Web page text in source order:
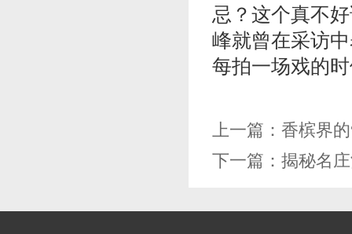
忌？这个真不
峰就曾在采访
每拍一场戏的
上一篇： 香槟界
下一篇： 揭秘名